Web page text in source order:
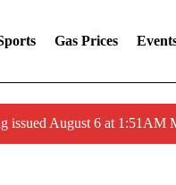
Gas Prices
issued August 6 at